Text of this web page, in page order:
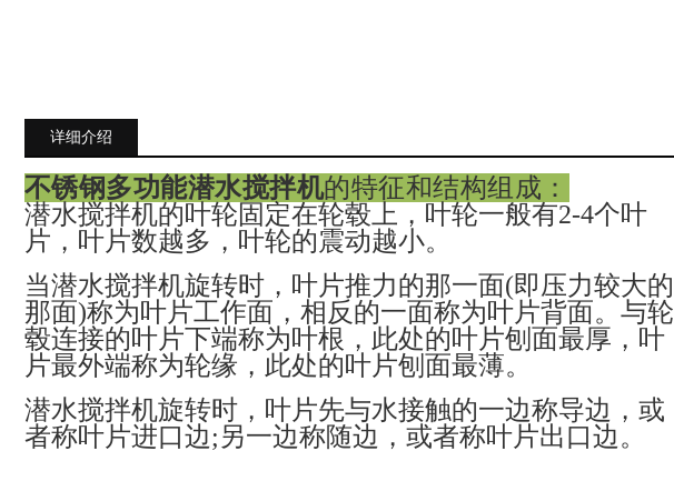
详细介绍
不锈钢多功能潜水搅拌机的特征和结构组成：
潜水搅拌机的叶轮固定在轮毂上，叶轮一般有2-4个叶
片，叶片数越多，叶轮的震动越小。
当潜水搅拌机旋转时，叶片推力的那一面(即压力较大的
那面)称为叶片工作面，相反的一面称为叶片背面。与轮
毂连接的叶片下端称为叶根，此处的叶片刨面最厚，叶
片最外端称为轮缘，此处的叶片刨面最薄。
潜水搅拌机旋转时，叶片先与水接触的一边称导边，或
者称叶片进口边;另一边称随边，或者称叶片出口边。